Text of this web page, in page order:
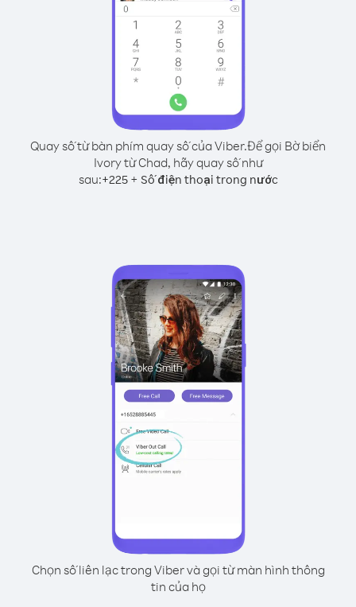
Quay số từ bàn phím quay số của Viber.Để gọi Bờ biển
Ivory từ Chad, hãy quay số như
sau:+225+ Số điện thoại trong nước
Chọn số liên lạc trong Viber và gọi từ màn hình thông
tin của họ